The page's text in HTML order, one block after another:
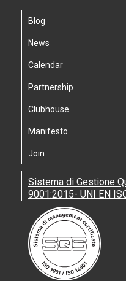
Blog
News
Calendar
Partnership
Clubhouse
Manifesto
Join
Sistema di Gestione
9001:2015- UNI EN